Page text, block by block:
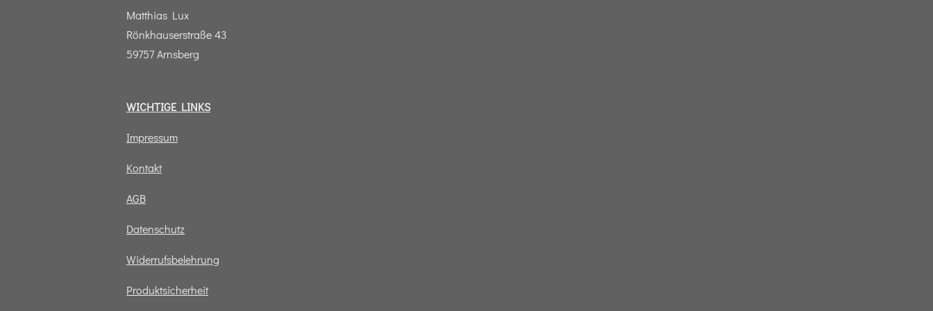
m
Matthias Lux
Rönkhauserstraße 43
59757 Arnsberg
WICHTIGE LINKS
Impressum
Kontakt
AGB
Datenschutz
Widerrufsbelehrung
Produktsicherheit